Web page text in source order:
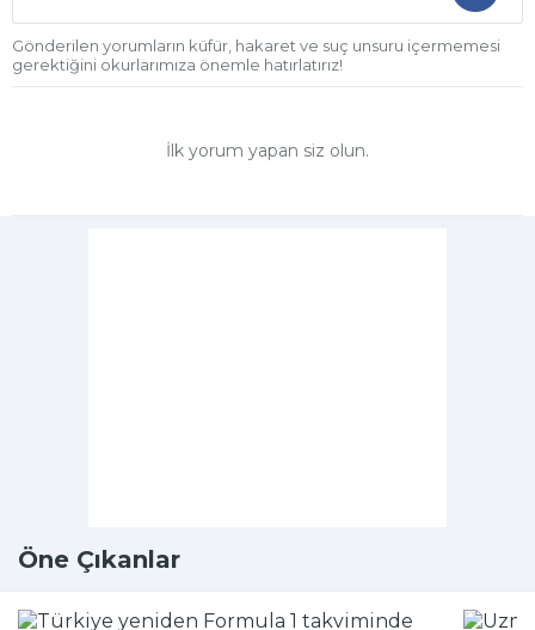
Gönderilen yorumların küfür, hakaret ve suç unsuru içermemesi
gerektiğini okurlarımıza önemle hatırlatırız!
İlk yorum yapan siz olun.
Öne Çıkanlar